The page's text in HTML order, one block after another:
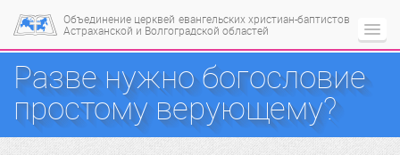
Объединение церквей евангельских христиан-баптистов
Астраханской и Волгоградской областей
Разве нужно богословие
простому верующему?